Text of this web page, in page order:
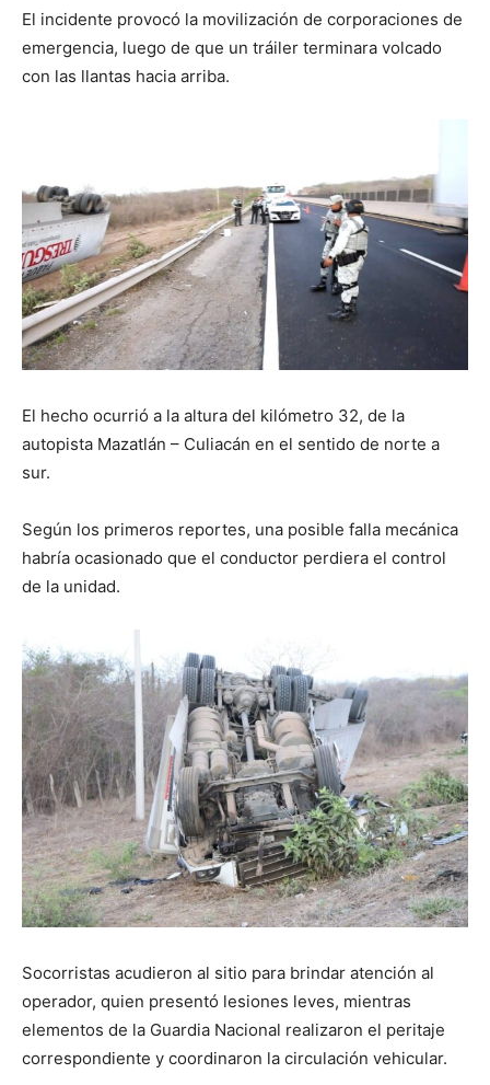
El incidente provocó la movilización de corporaciones de
emergencia, luego de que un tráiler terminara volcado
con las llantas hacia arriba.
El hecho ocurrió a la altura del kilómetro 32, de la
autopista Mazatlán – Culiacán en el sentido de norte a
sur.
Según los primeros reportes, una posible falla mecánica
habría ocasionado que el conductor perdiera el control
de la unidad.
Socorristas acudieron al sitio para brindar atención al
operador, quien presentó lesiones leves, mientras
elementos de la Guardia Nacional realizaron el peritaje
correspondiente y coordinaron la circulación vehicular.